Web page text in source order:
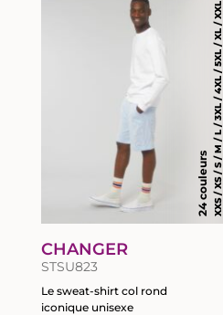
24 couleursXXS / XS / S / M / L / 3XL / 4XL / 5XL / XL / XXL
CHANGER
STSU823
Le sweat-shirt col rond
iconique unisexe